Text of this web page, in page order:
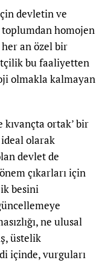
devletin ve
toplumdan homojen
an özel bir
bu faaliyetten
olmakla kalmayan
kıvançta ortak’ bir
olarak
devlet de
çıkarları için
besini
ne ulusal
üstelik
içinde, vurguları